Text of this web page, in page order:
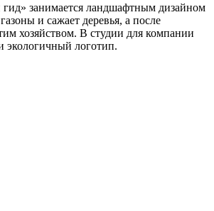
занимается ландшафтным дизайном
и сажает деревья, а после
хозяйством. В студии для компании
экологичный логотип.